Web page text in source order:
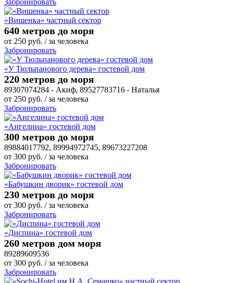
Забронировать
«Вишенка» частный сектор
640 метров до моря
от 250 руб. / за человека
Забронировать
«У Тюльпанового дерева» гостевой дом
220 метров до моря
89307074284 - Акиф, 89527783716 - Наталья
от 250 руб. / за человека
Забронировать
«Ангелина» гостевой дом
300 метров до моря
89884017792, 89994972745, 89673227208
от 300 руб. / за человека
Забронировать
«Бабушкин дворик» гостевой дом
230 метров до моря
от 300 руб. / за человека
Забронировать
«Диспина» гостевой дом
260 метров дом моря
89289609536
от 300 руб. / за человека
Забронировать